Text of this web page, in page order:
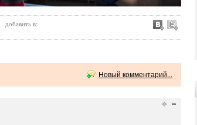
добавить в:
Новый комментарий...